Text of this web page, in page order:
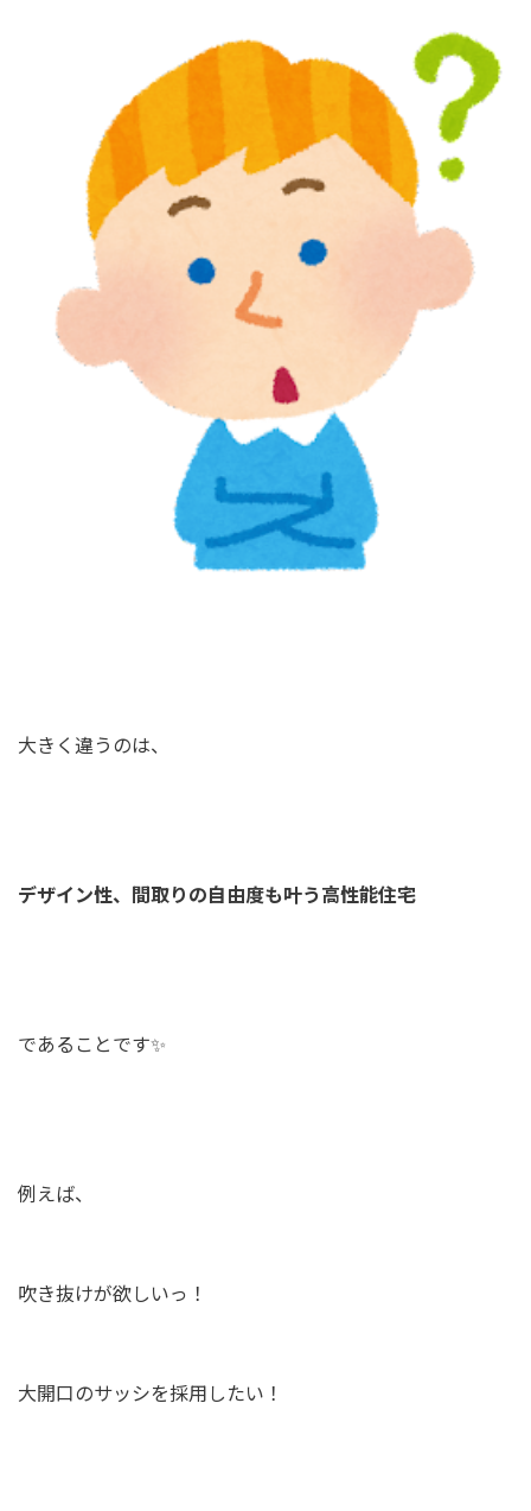
大きく違うのは、
デザイン性、間取りの自由度も叶う高性能住宅
であることです✨
例えば、
吹き抜けが欲しいっ！
大開口のサッシを採用したい！